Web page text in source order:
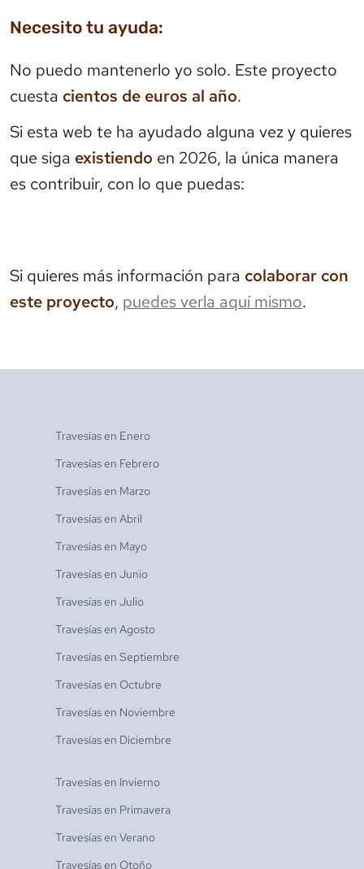
Necesito tu ayuda:
No puedo mantenerlo yo solo. Este proyecto
cuesta cientos de euros al año.
Si esta web te ha ayudado alguna vez y quieres
que siga existiendo en 2026, la única manera
es contribuir, con lo que puedas:
Si quieres más información para colaborar con
este proyecto, puedes verla aquí mismo.
Travesías en Enero
Travesías en Febrero
Travesías en Marzo
Travesías en Abril
Travesías en Mayo
Travesías en Junio
Travesías en Julio
Travesías en Agosto
Travesías en Septiembre
Travesías en Octubre
Travesías en Noviembre
Travesías en Diciembre
Travesías en Invierno
Travesías en Primavera
Travesías en Verano
Travesías en Otoño